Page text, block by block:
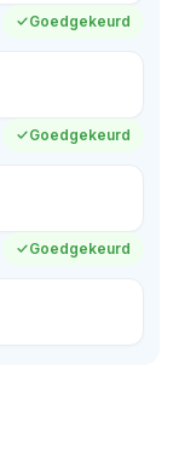
Goedgekeurd
Goedgekeurd
Goedgekeurd